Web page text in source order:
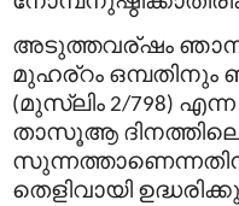
അടുത്തവര്ഷം
മുഹര്റം ഒമ്പതിനും
(മുസ്ലിം 2/798) എന്ന
താസൂആ
തെളിവായി